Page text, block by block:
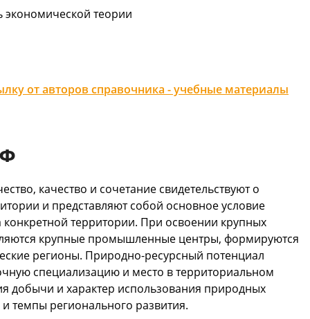
экономической теории
от авторов справочника - учебные материалы
качество и сочетание свидетельствуют о
и представляют собой основное условие
территории. При освоении крупных
крупные промышленные центры, формируются
регионы. Природно-ресурсный потенциал
специализацию и место в территориальном
добычи и характер использования природных
темпы регионального развития.